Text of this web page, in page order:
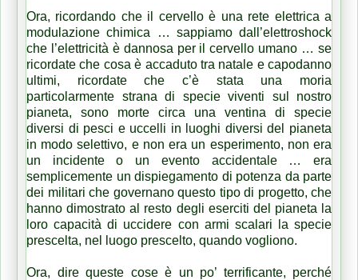
Ora, ricordando che il cervello è una rete elettrica a
modulazione chimica … sappiamo dall’elettroshock
che l’elettricità è dannosa per il cervello umano … se
ricordate che cosa è accaduto tra natale e capodanno
ultimi, ricordate che c’è stata una moria
particolarmente strana di specie viventi sul nostro
pianeta, sono morte circa una ventina di specie
diversi di pesci e uccelli in luoghi diversi del pianeta
in modo selettivo, e non era un esperimento, non era
un incidente o un evento accidentale … era
semplicemente un dispiegamento di potenza da parte
dei militari che governano questo tipo di progetto, che
hanno dimostrato al resto degli eserciti del pianeta la
loro capacità di uccidere con armi scalari la specie
prescelta, nel luogo prescelto, quando vogliono.
Ora, dire queste cose è un po’ terrificante, perché